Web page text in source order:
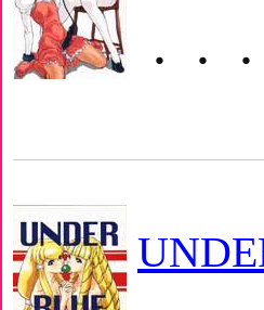
・・・